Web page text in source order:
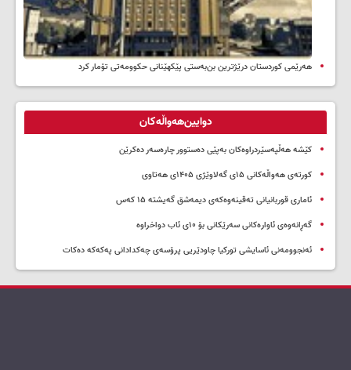
هەرێمی کوردستان درێژترین بن‌بەستی پێکهێنانی حکوومەتی تۆمار کرد
دوایین‌هەواڵەکان
کێشە هەڵپەسێردراوەکان بەپێی دەستوور چارەسەر دەکرێن
کورتەی هەواڵەکانی ۱۵ی گەلاوێژی ۱۴۰۵ی هەتاوی
ئاماری قوربانیانی تەقینەوەکەی دیمەشق گەیشتە ۱۵ کەس
گەڕانەوەی ئاوارەکانی سەرێکانی بۆ ۱۰ی ئاب دواخراوە
ئەنجوومەنی ئاسایشی تورکیا چاودێریی پرۆسەی چەکدادانی پەکەکە دەکات